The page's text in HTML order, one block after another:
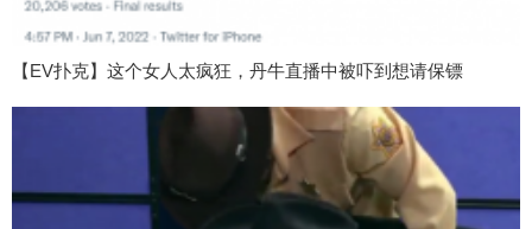
【EV扑克】这个女人太疯狂，丹牛直播中被吓到想请保镖